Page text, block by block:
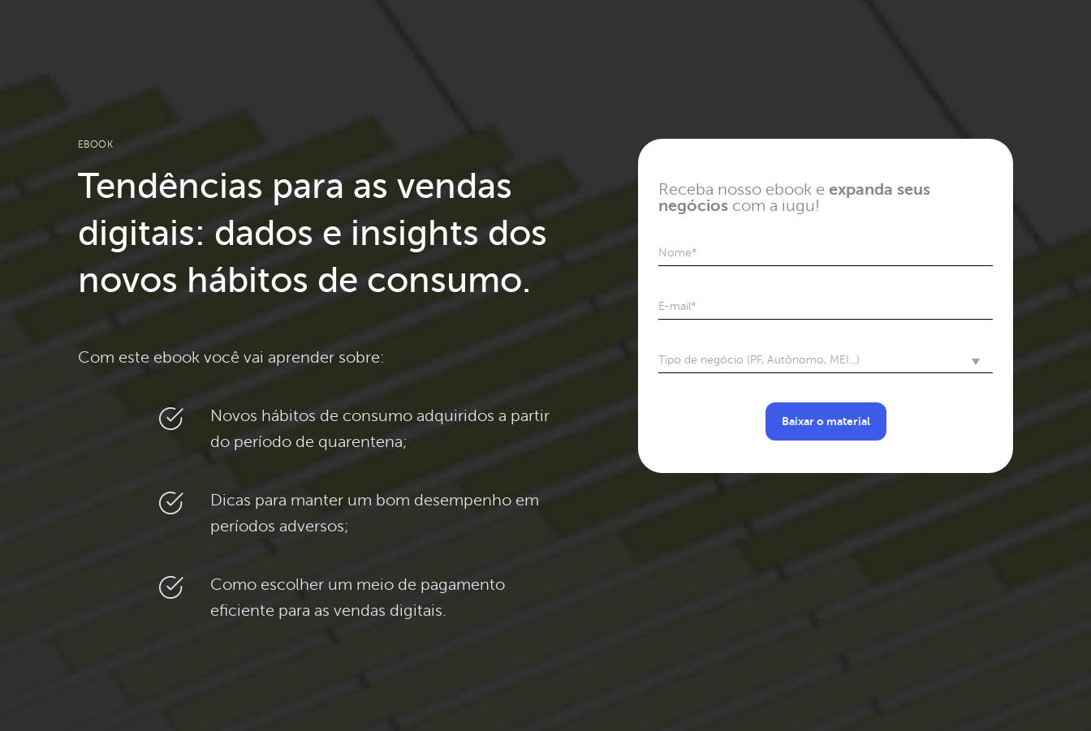
EBOOK
Tendências para as vendas
digitais: dados e insights dos
novos hábitos de consumo.
Com este ebook você vai aprender sobre:
Novos hábitos de consumo adquiridos a partir
do período de quarentena;
Dicas para manter um bom desempenho em
períodos adversos;
Como escolher um meio de pagamento
eficiente para as vendas digitais.
Receba nosso ebook e expanda seus
negócios com a iugu!
Nome*
E-mail*
Tipo de negócio (PF, Autônomo, MEI...)